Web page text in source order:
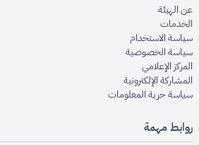
عن الهيئةopens in new window
الخدماتopens in new window
سياسة الاستخدام
سياسة الخصوصيةopens in new window
المركز الإعلاميopens in new window
المشاركة الإلكترونيةopens in new window
سياسة حرية المعلوماتopens in new window
روابط مهمة